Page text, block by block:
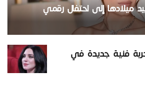
ميلادها إلى احتفال رقمي
فنية جديدة في